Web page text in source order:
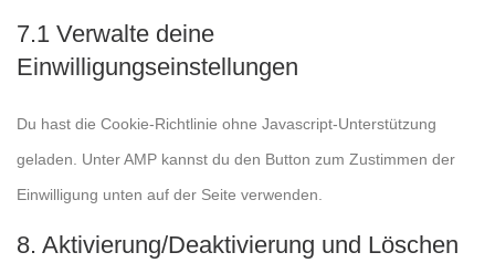
7.1 Verwalte deine
Einwilligungseinstellungen
Du hast die Cookie-Richtlinie ohne Javascript-Unterstützung
geladen. Unter AMP kannst du den Button zum Zustimmen der
Einwilligung unten auf der Seite verwenden.
8. Aktivierung/Deaktivierung und Löschen